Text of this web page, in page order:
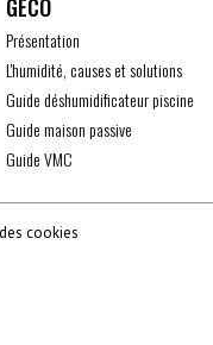
conformité
GECO
Présentation
L'humidité, causes et solutions
Guide déshumidificateur piscine
Guide maison passive
Guide VMC
cookies